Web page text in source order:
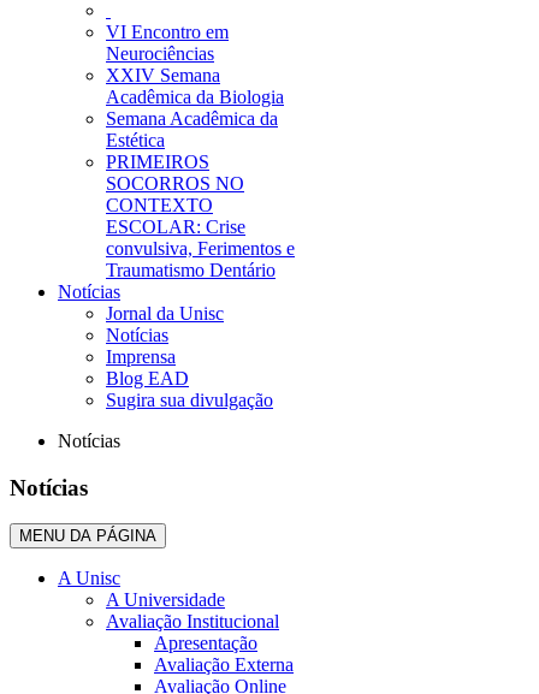
VI Encontro em
Neurociências
XXIV Semana
Acadêmica da Biologia
Semana Acadêmica da
Estética
PRIMEIROS
SOCORROS NO
CONTEXTO
ESCOLAR: Crise
convulsiva, Ferimentos e
Traumatismo Dentário
Notícias
Jornal da Unisc
Notícias
Imprensa
Blog EAD
Sugira sua divulgação
Notícias
Notícias
MENU DA PÁGINA
A Unisc
A Universidade
Avaliação Institucional
Apresentação
Avaliação Externa
Avaliação Online